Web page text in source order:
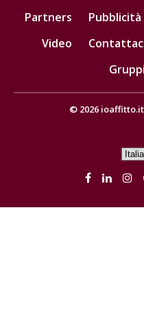
Partners
Pubblicità
Video
© 2026 ioaffitto.it